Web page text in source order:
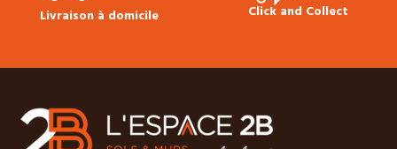
Livraison à domicile Click and Collect